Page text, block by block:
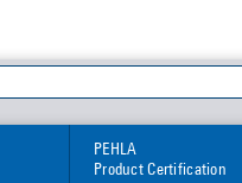
PEHLA
Product Certification